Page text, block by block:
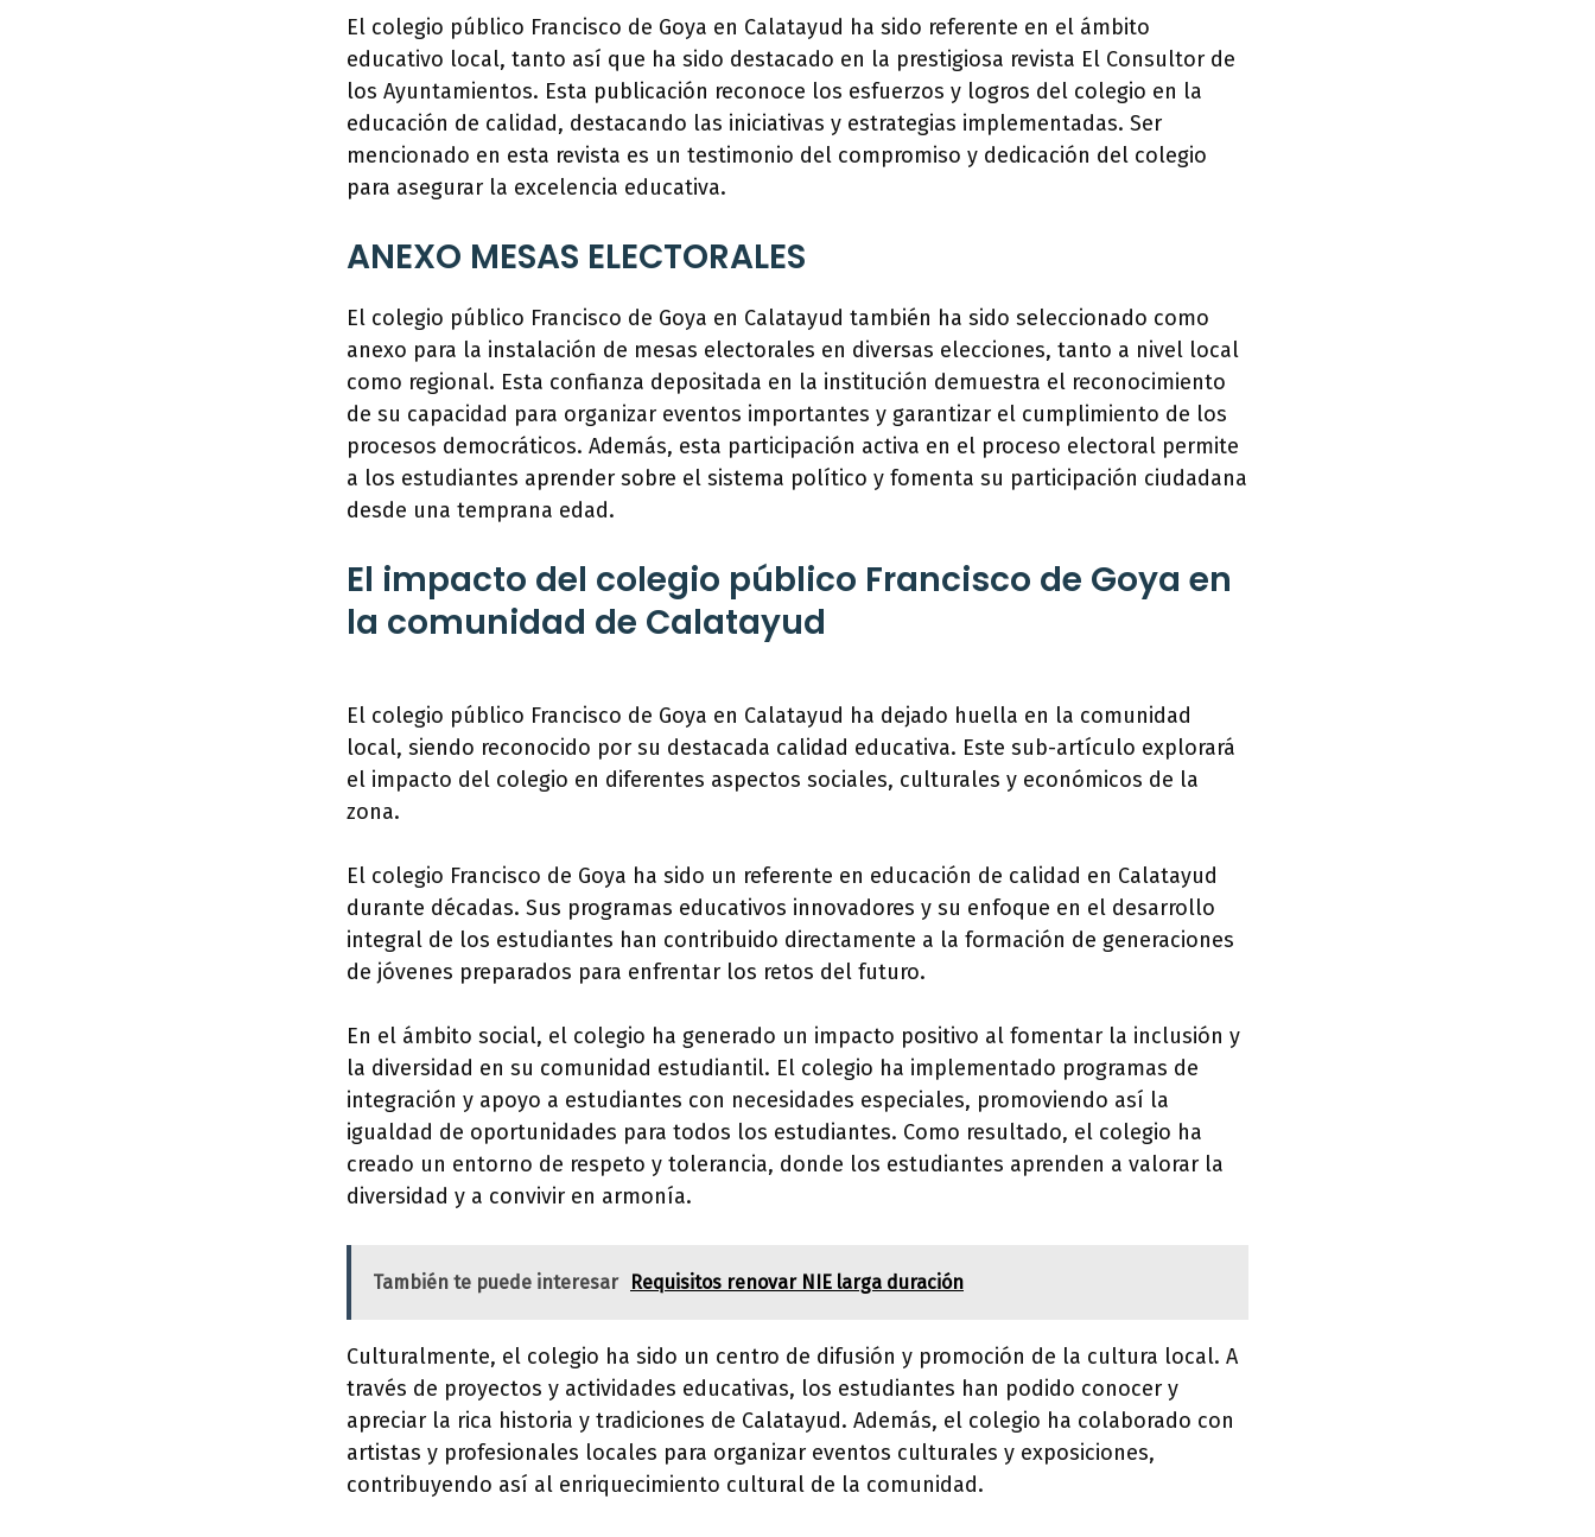
El colegio público Francisco de Goya en Calatayud ha sido referente en el ámbito
educativo local, tanto así que ha sido destacado en la prestigiosa revista El Consultor de
los Ayuntamientos. Esta publicación reconoce los esfuerzos y logros del colegio en la
educación de calidad, destacando las iniciativas y estrategias implementadas. Ser
mencionado en esta revista es un testimonio del compromiso y dedicación del colegio
para asegurar la excelencia educativa.
ANEXO MESAS ELECTORALES
El colegio público Francisco de Goya en Calatayud también ha sido seleccionado como
anexo para la instalación de mesas electorales en diversas elecciones, tanto a nivel local
como regional. Esta confianza depositada en la institución demuestra el reconocimiento
de su capacidad para organizar eventos importantes y garantizar el cumplimiento de los
procesos democráticos. Además, esta participación activa en el proceso electoral permite
a los estudiantes aprender sobre el sistema político y fomenta su participación ciudadana
desde una temprana edad.
El impacto del colegio público Francisco de Goya en
la comunidad de Calatayud
El colegio público Francisco de Goya en Calatayud ha dejado huella en la comunidad
local, siendo reconocido por su destacada calidad educativa. Este sub-artículo explorará
el impacto del colegio en diferentes aspectos sociales, culturales y económicos de la
zona.
El colegio Francisco de Goya ha sido un referente en educación de calidad en Calatayud
durante décadas. Sus programas educativos innovadores y su enfoque en el desarrollo
integral de los estudiantes han contribuido directamente a la formación de generaciones
de jóvenes preparados para enfrentar los retos del futuro.
En el ámbito social, el colegio ha generado un impacto positivo al fomentar la inclusión y
la diversidad en su comunidad estudiantil. El colegio ha implementado programas de
integración y apoyo a estudiantes con necesidades especiales, promoviendo así la
igualdad de oportunidades para todos los estudiantes. Como resultado, el colegio ha
creado un entorno de respeto y tolerancia, donde los estudiantes aprenden a valorar la
diversidad y a convivir en armonía.
También te puede interesar Requisitos renovar NIE larga duración
Culturalmente, el colegio ha sido un centro de difusión y promoción de la cultura local. A
través de proyectos y actividades educativas, los estudiantes han podido conocer y
apreciar la rica historia y tradiciones de Calatayud. Además, el colegio ha colaborado con
artistas y profesionales locales para organizar eventos culturales y exposiciones,
contribuyendo así al enriquecimiento cultural de la comunidad.